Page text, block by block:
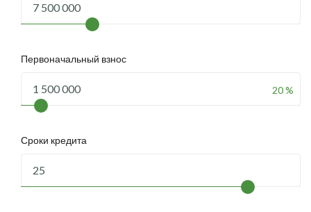
Первоначальный взнос
20 %
Сроки кредита